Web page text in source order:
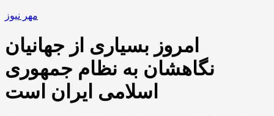
مهر نیوز
امروز بسیاری از جهانیان
نگاهشان به نظام جمهوری
اسلامی ایران است